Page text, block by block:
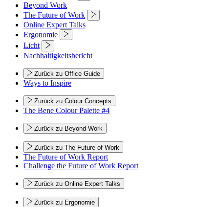
Beyond Work
The Future of Work
Online Expert Talks
Ergonomie
Licht
Nachhaltigkeitsbericht
Zurück zu Office Guide
Ways to Inspire
Zurück zu Colour Concepts
The Bene Colour Palette #4
Zurück zu Beyond Work
Zurück zu The Future of Work
The Future of Work Report
Challenge the Future of Work Report
Zurück zu Online Expert Talks
Zurück zu Ergonomie